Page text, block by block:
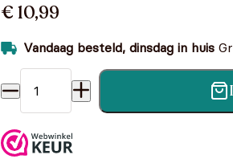
€ 10,99
Vandaag besteld, dinsdag in huis
Winnie de Poeh - Iejoor verliest een